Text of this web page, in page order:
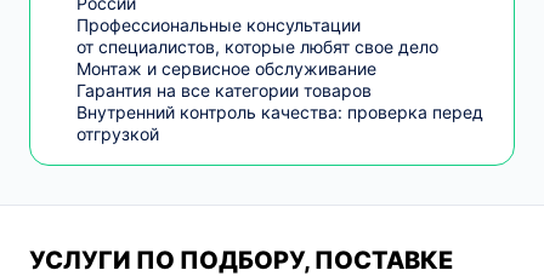
Профессиональные консультации
от специалистов, которые любят свое дело
Монтаж и сервисное обслуживание
Гарантия на все категории товаров
Внутренний контроль качества: проверка перед
отгрузкой
УСЛУГИ ПО ПОДБОРУ, ПОСТАВКЕ